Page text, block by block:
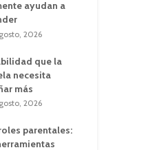
ayudan a
2026
que la
necesita
más
2026
parentales: